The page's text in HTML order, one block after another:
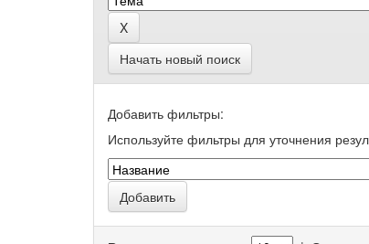
Начать новый поиск
Добавить фильтры:
Используйте фильтры для уточнения